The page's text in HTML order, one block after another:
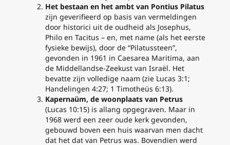
Het bestaan en het ambt van Pontius Pilatus
zijn geverifieerd op basis van vermeldingen
door historici uit de oudheid als Josephus,
Philo en Tacitus – en, met name (als het eerste
fysieke bewijs), door de “Pilatussteen”,
gevonden in 1961 in Caesarea Maritima, aan
de Middellandse-Zeekust van Israël. Het
bevatte zijn volledige naam (zie Lucas 3:1;
Handelingen 4:27; 1 Timotheüs 6:13).
Kapernaüm, de woonplaats van Petrus
(Lucas 10:15) is allang opgegraven. Maar in
1968 werd een zeer oude kerk gevonden,
gebouwd boven een huis waarvan men dacht
dat het dat van Petrus was. Bovendien werd